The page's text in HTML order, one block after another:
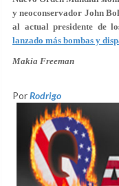
y neoconservador John
al actual presidente de
lanzado más bombas y
Makia Freeman
PorRodrigo